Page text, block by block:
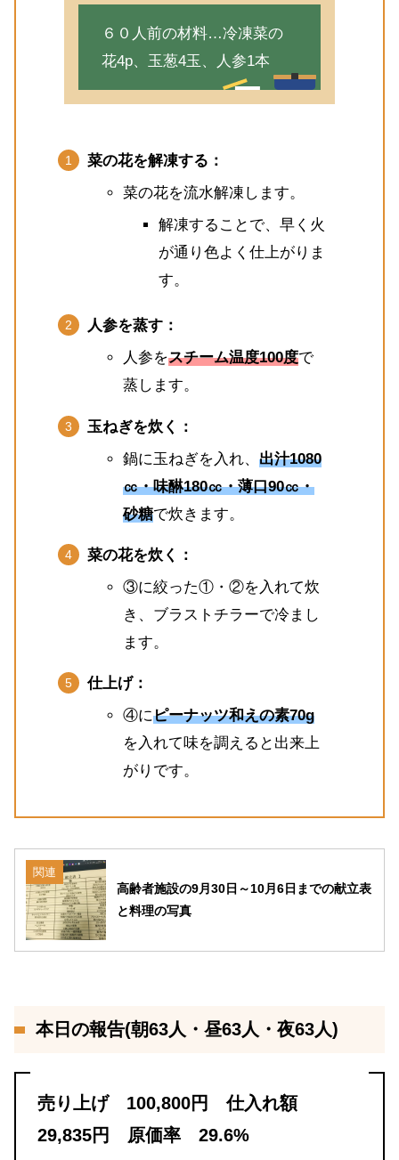
６０人前の材料…冷凍菜の
花4p、玉葱4玉、人参1本
菜の花を解凍する：
菜の花を流水解凍します。
解凍することで、早く火
が通り色よく仕上がりま
す。
人参を蒸す：
人参をスチーム温度100度で
蒸します。
玉ねぎを炊く：
鍋に玉ねぎを入れ、 出汁1080
㏄・味醂180㏄・薄口90㏄・
砂糖で炊きます。
菜の花を炊く：
③に絞った①・②を入れて炊
き、ブラストチラーで冷まし
ます。
仕上げ：
④にピーナッツ和えの素70g
を入れて味を調えると出来上
がりです。
関連
高齢者施設の9月30日～10月6日までの献立表
と料理の写真
本日の報告(朝63人・昼63人・夜63人)
売り上げ 100,800円 仕入れ額
29,835円 原価率 29.6%